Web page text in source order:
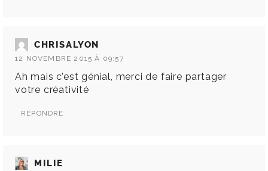
CHRISALYON
12 NOVEMBRE 2015 À 09:57
Ah mais c’est génial, merci de faire partager
votre créativité
RÉPONDRE
MILIE